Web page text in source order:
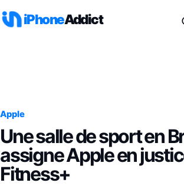
iPhoneAddict
Apple
Une salle de sport en
assigne Apple en
Fitness+